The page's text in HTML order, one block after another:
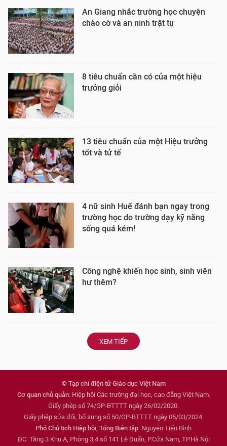
An Giang nhắc trường học chuyện
chào cờ và an ninh trật tự
8 tiêu chuẩn cần có của một hiệu
trưởng giỏi
13 tiêu chuẩn của một Hiệu trưởng
tốt và tử tế
4 nữ sinh Huế đánh bạn ngay trong
trường học do trường dạy kỹ năng
sống quá kém!
Công nghệ khiến học sinh, sinh viên
hư thêm?
XEM TIẾP
© Tạp chí điện tử Giáo dục Việt Nam
Cơ quan chủ quản: Hiệp hội Các trường đại học, cao đẳng Việt Nam.
Giấy phép số 74/GP-BTTTT ngày 26/02/2020.
Giấy phép sửa đổi, bổ sung số 50/GP-BTTTT ngày 05/03/2024.
Phó Chủ tịch Hiệp hội, Tổng Biên tập: Nguyễn Tiến Bình
ĐC: Tầng 3 Khu A, Phòng 3,4 số 141 Lê Duẩn, P.Cửa Nam, TP.Hà Nội